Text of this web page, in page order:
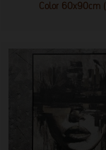
Color 60x90cm